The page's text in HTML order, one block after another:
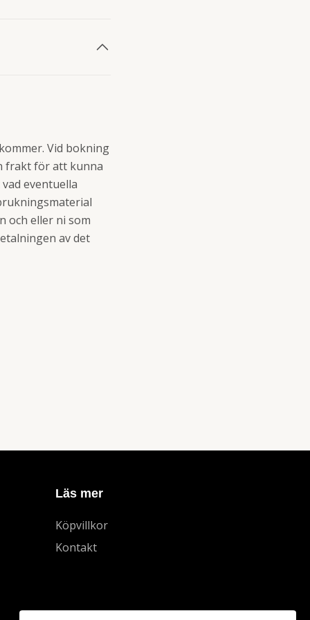
Vid bokning
frakt för att kunna
eventuella
och eller ni som
av det
Läs mer
Köpvillkor
Kontakt